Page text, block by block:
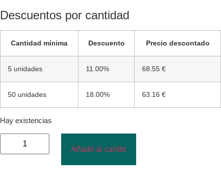
Descuentos por cantidad
Cantidad mínima Descuento Precio descontado
5 unidades 11.00% 68.55 €
50 unidades 18.00% 63.16 €
Hay existencias
Añadir al carrito